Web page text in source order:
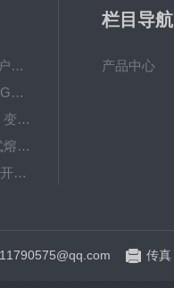
VS1-12/630A10KV户内真空断路器型号参数
35KV高压隔离开关GW4-40.5DW/1250A刀闸
35KV高压隔离刀闸 变电站GW4-40.5隔离开关
高原V型高压跌落式熔断器防风型HGRW-35/200
35KV户外高压隔离开关GW4-40.5/630-1250A
栏目导航
产品中心
传真